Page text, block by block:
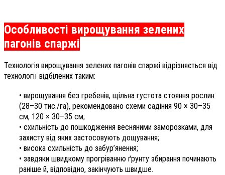
Особливості вирощування зелених
пагонів спаржі
Технологія вирощування зелених пагонів спаржі відрізняється від
технології відбілених таким:
• вирощування без гребенів, щільна густота стояння рослин
(28–30 тис./га), рекомендовано схеми садіння 90 × 30–35
см, 120 × 30–35 см;
• схильність до пошкодження весняними заморозками, для
захисту від яких застосовують дощування;
• висока схильність до за­бур’я­нення;
• завдяки швидкому прогріванню ґрунту збирання починають
раніше й, відповідно, закінчують швидше.